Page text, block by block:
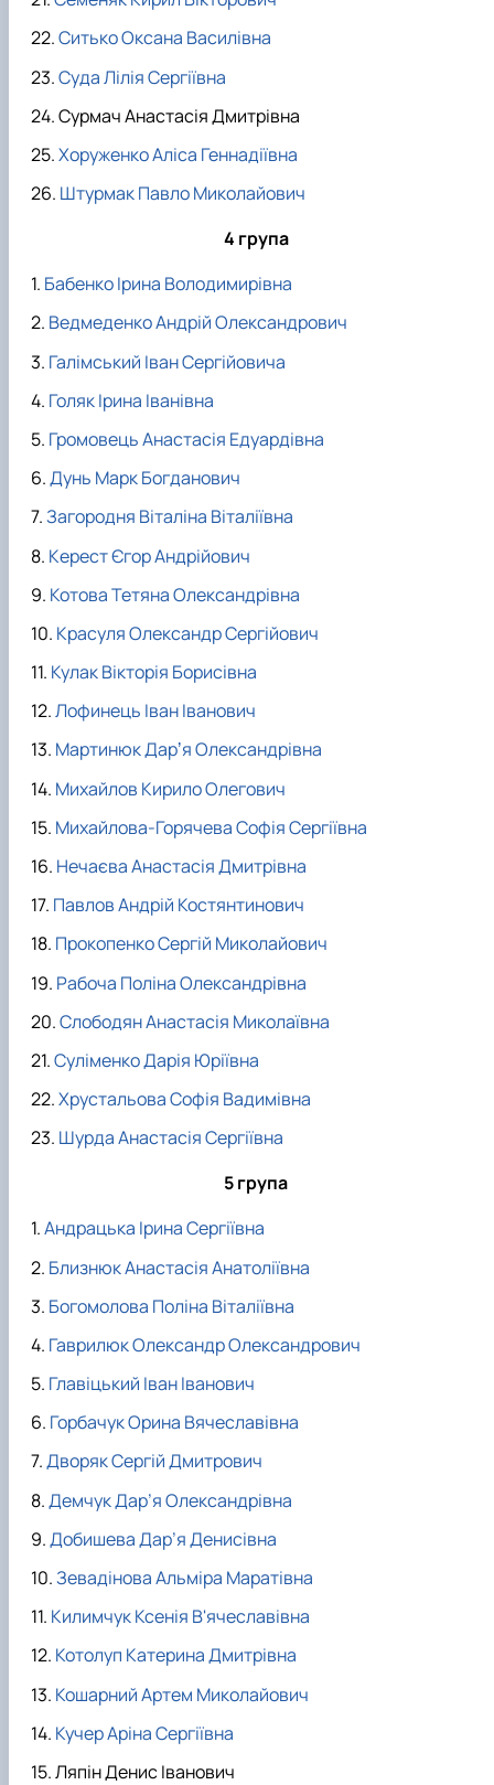
Ситько Оксана Василівна
Суда Лілія Сергіївна
Сурмач Анастасія Дмитрівна
Хоруженко Аліса Геннадіївна
Штурмак Павло Миколайович
4 група
Бабенко Ірина Володимирівна
Ведмеденко Андрій Олександрович
Галімський Іван Сергійовича
Голяк Ірина Іванівна
Громовець Анастасія Едуардівна
Дунь Марк Богданович
Загородня Віталіна Віталіївна
Керест Єгор Андрійович
Котова Тетяна Олександрівна
Красуля Олександр Сергійович
Кулак Вікторія Борисівна
Лофинець Іван Іванович
Мартинюк Дарʼя Олександрівна
Михайлов Кирило Олегович
Михайлова-Горячева Софія Сергіївна
Нечаєва Анастасія Дмитрівна
Павлов Андрій Костянтинович
Прокопенко Сергій Миколайович
Рабоча Поліна Олександрівна
Слободян Анастасія Миколаївна
Суліменко Дарія Юріївна
Хрустальова Софія Вадимівна
Шурда Анастасія Сергіївна
5 група
Андрацька Ірина Сергіївна
Близнюк Анастасія Анатоліївна
Богомолова Поліна Віталіївна
Гаврилюк Олександр Олександрович
Главіцький Іван Іванович
Горбачук Орина Вячеславівна
Дворяк Сергій Дмитрович
Демчук Дар’я Олександрівна
Добишева Дар’я Денисівна
Зевадінова Альміра Маратівна
Килимчук Ксенія В'ячеславівна
Котолуп Катерина Дмитрівна
Кошарний Артем Миколайович
Кучер Аріна Сергіївна
Ляпін Денис Іванович